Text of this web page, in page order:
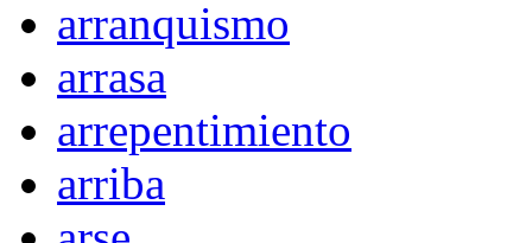
arranquismo
arrasa
arrepentimiento
arriba